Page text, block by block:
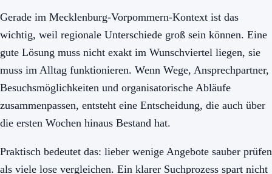
Gerade im Mecklenburg-Vorpommern-Kontext ist das
wichtig, weil regionale Unterschiede groß sein können. Eine
gute Lösung muss nicht exakt im Wunschviertel liegen, sie
muss im Alltag funktionieren. Wenn Wege, Ansprechpartner,
Besuchsmöglichkeiten und organisatorische Abläufe
zusammenpassen, entsteht eine Entscheidung, die auch über
die ersten Wochen hinaus Bestand hat.
Praktisch bedeutet das: lieber wenige Angebote sauber prüfen
als viele lose vergleichen. Ein klarer Suchprozess spart nicht